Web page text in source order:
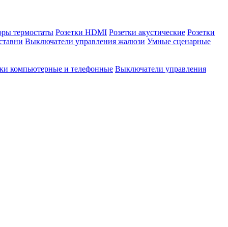
термостаты Розетки HDMI Розетки акустические Розетки
Выключатели управления жалюзи Умные сценарные
компьютерные и телефонные Выключатели управления